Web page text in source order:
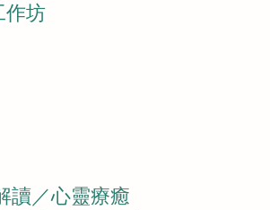
作坊
讀／心靈療癒